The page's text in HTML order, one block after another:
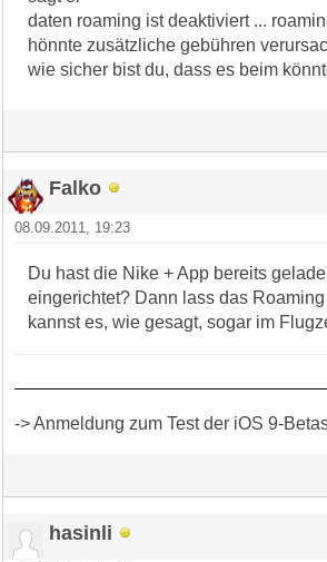
daten roaming ist deaktiviert ...
hönnte zusätzliche gebühren
wie sicher bist du, dass es beim
Falko
08.09.2011, 19:23
Du hast die Nike + App bereits
eingerichtet? Dann lass das
kannst es, wie gesagt, sogar im
-> Anmeldung zum Test der iOS 9-
hasinli